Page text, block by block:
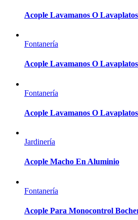
Acople Lavamanos O
Fontanería
Acople Lavamanos O
Fontanería
Acople Lavamanos O
Jardinería
Acople Macho En Aluminio
Fontanería
Acople Para Monocontrol